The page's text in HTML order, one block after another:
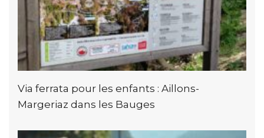
Via ferrata pour les enfants : Aillons-
Margeriaz dans les Bauges